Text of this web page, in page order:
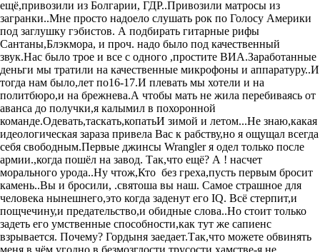
ещё,привозили из Болгарии, ГДР..Привозили матросы из
загранки..Мне просто надоело слушать рок по Голосу Америки
под заглушку гэбистов. А подбирать гитарные рифы
Сантаны,Блэкмора, и проч. надо было под качественный
звук.Нас было трое и все с одного ,простите ВИА.Заработанные
деньги мы тратили на качественные микрофоны и аппаратуру..И
тогда нам было,лет по16-17.И плевать мы хотели и на
политбюро,и на брежнева.А чтобы мать не жила перебиваясь от
аванса до получки,я калымил в похоронной
команде.Одевать,таскать,копатьИ зимой и летом...Не знаю,какая
идеологическая зараза привела Вас к рабству,но я ощущал всегда
себя свободным.Первые джинсы Wrangler я одел только после
армии.,когда пошёл на завод. Так,что ещё? А ! насчет
морального урода..Ну чтож,Кто без греха,пусть первым бросит
камень..Вы и бросили, .святоша вы наш. Самое страшное для
человека нынешнего,это когда заденут его IQ. Всё стерпит,и
пощчечину,и предательство,и обидные слова..Но стоит только
задеть его умственные способности,как тут же сапиенс
взрывается. Почему? Гордыня заедает.Так,что можете обвинять
меня в чём угодно,в безмозглости,трусости,хамстве-я не